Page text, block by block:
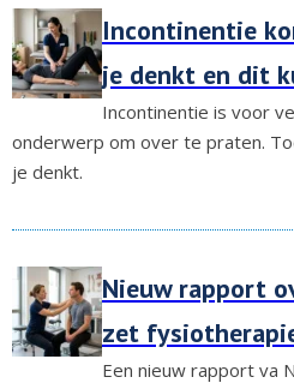
Incontinentie
je denkt en dit
Incontinentie is voor
onderwerp om over te praten.
je denkt.
Nieuw rapport
zet
Een nieuw rapport va